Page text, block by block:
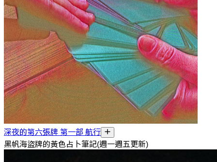
深夜的第六張牌 第一部 航行
黑帆海盜牌的黃色占卜筆記(週一週五更新)